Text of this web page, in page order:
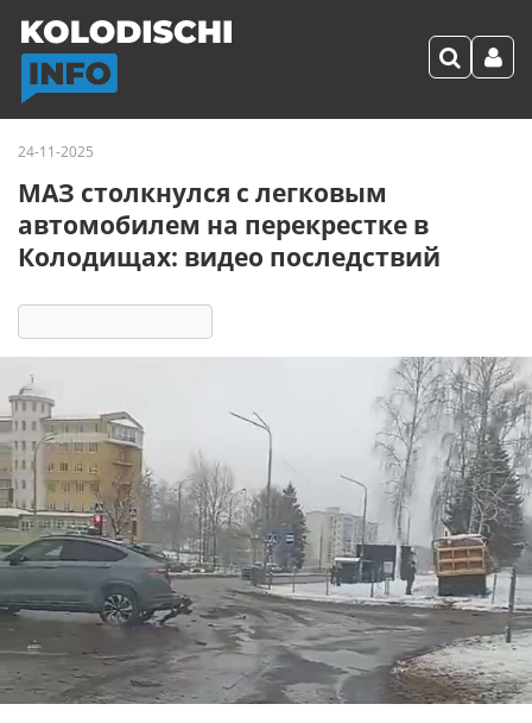
24-11-2025
МАЗ столкнулся с легковым
автомобилем на перекрестке в
Колодищах: видео последствий